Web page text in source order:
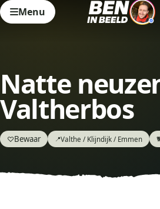
Menu
Natte
Valtherbos
♡Bewaar 📍Valthe / Klijndijk / Emmen